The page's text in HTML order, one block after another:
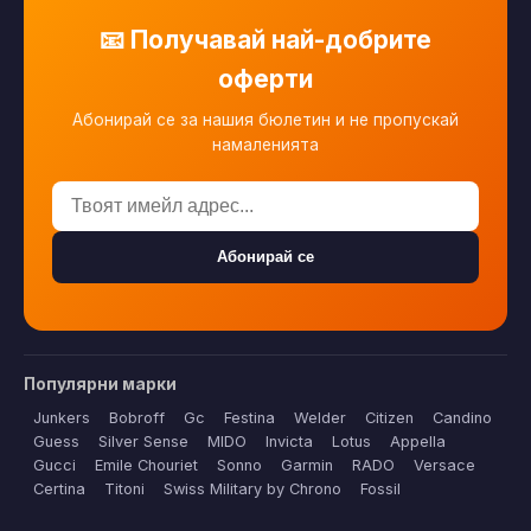
📧 Получавай най-добрите
оферти
Абонирай се за нашия бюлетин и не пропускай
намаленията
Абонирай се
Популярни марки
Junkers Bobroff Gc Festina Welder Citizen
Candino
Guess
Silver Sense MIDO Invicta Lotus
Appella
Gucci
Emile Chouriet Sonno Garmin RADO
Versace
Certina
Titoni Swiss Military by Chrono Fossil